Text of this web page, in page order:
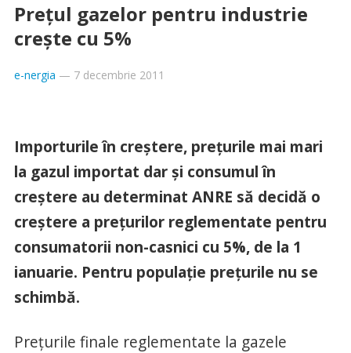
Preţul gazelor pentru industrie
creşte cu 5%
e-nergia — 7 decembrie 2011
Importurile în creştere, preţurile mai mari
la gazul importat dar şi consumul în
creştere au determinat ANRE să decidă o
creştere a preţurilor reglementate pentru
consumatorii non-casnici cu 5%, de la 1
ianuarie. Pentru populaţie preţurile nu se
schimbă.
Preţurile finale reglementate la gazele